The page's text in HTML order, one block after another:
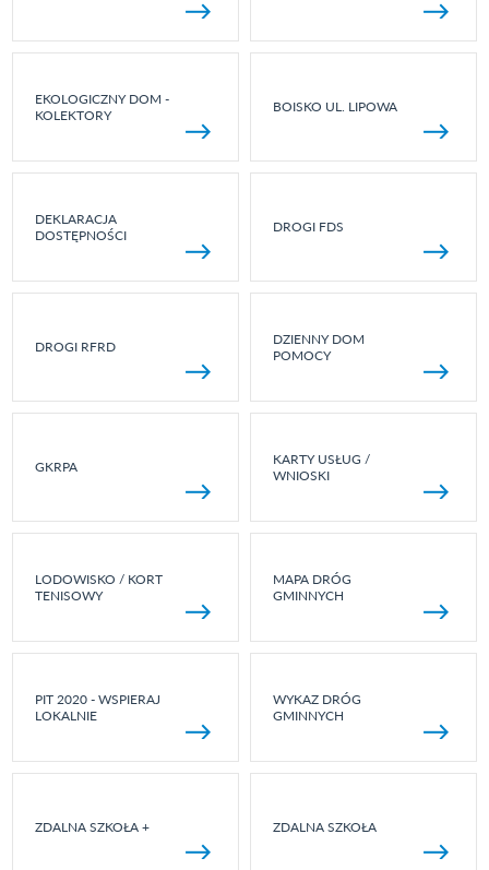
EKOLOGICZNY DOM -
KOLEKTORY
BOISKO UL. LIPOWA
DEKLARACJA
DOSTĘPNOŚCI
DROGI FDS
DROGI RFRD
DZIENNY DOM
POMOCY
GKRPA
KARTY USŁUG /
WNIOSKI
LODOWISKO / KORT
TENISOWY
MAPA DRÓG
GMINNYCH
PIT 2020 - WSPIERAJ
LOKALNIE
WYKAZ DRÓG
GMINNYCH
ZDALNA SZKOŁA + ZDALNA SZKOŁA